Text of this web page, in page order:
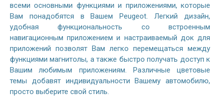
всеми основными функциями и приложениями, которые
Вам понадобятся в Вашем Peugeot. Легкий дизайн,
удобная функциональность со встроенным
навигационным приложением и настраиваемый док для
приложений позволят Вам легко перемещаться между
функциями магнитолы, а также быстро получать доступ к
Вашим любимым приложениям. Различные цветовые
темы добавят индивидуальности Вашему автомобилю,
просто выберите свой стиль.